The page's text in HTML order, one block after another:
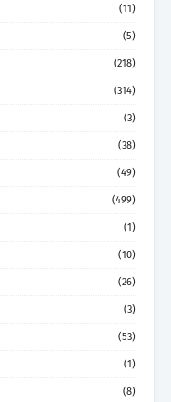
(11)
(5)
(218)
(314)
(3)
(38)
(49)
(499)
(1)
(10)
(26)
(3)
(53)
(1)
(8)